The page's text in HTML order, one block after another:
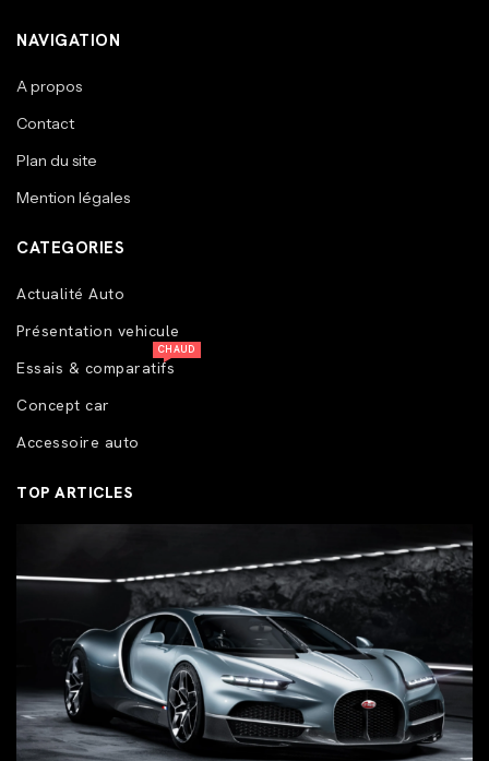
NAVIGATION
A propos
Contact
Plan du site
Mention légales
CATEGORIES
Actualité Auto
Présentation vehicule
Essais & comparatifs
CHAUD
Concept car
Accessoire auto
TOP ARTICLES